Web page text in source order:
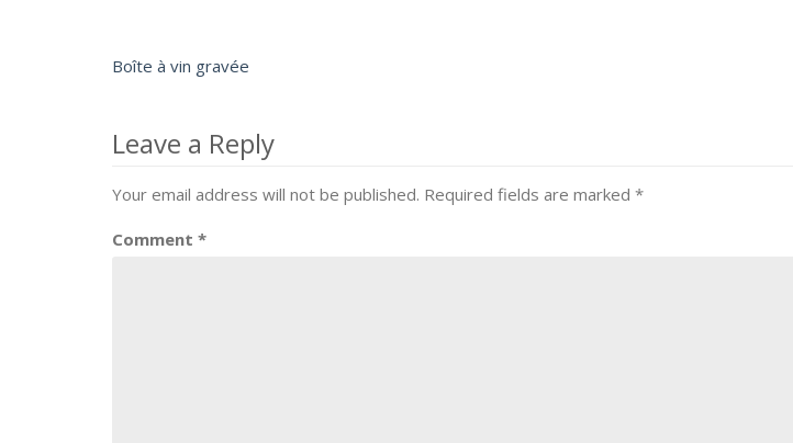
Post
navigation
Boîte à vin gravée
Leave a Reply
Your email address will not be published. Required fields are marked *
Comment *